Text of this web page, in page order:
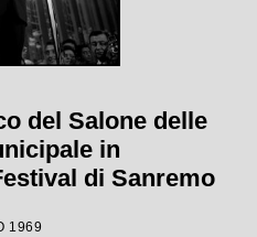
del Salone delle
in
di Sanremo
1969